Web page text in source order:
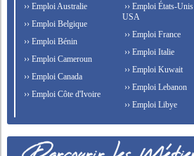
›› Emploi Australie
›› Emploi Belgique
›› Emploi Bénin
›› Emploi Cameroun
›› Emploi Canada
›› Emploi Côte d'Ivoire
›› Emploi États-Unis
USA
›› Emploi France
›› Emploi Italie
›› Emploi Kuwait
›› Emploi Lebanon
›› Emploi Libye